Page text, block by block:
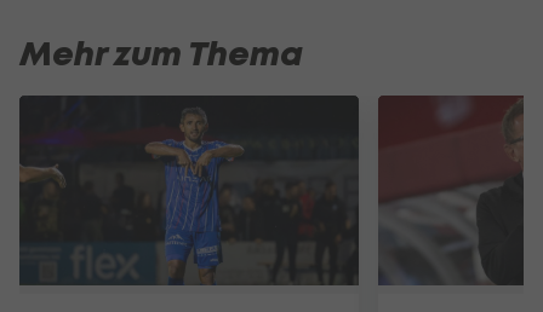
Mehr zum Thema